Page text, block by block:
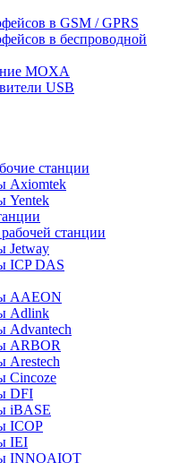
в GSM / GPRS
в беспроводной
MOXA
USB
станции
Axiomtek
Yentek
станции
Jetway
ICP DAS
AAEON
Adlink
Advantech
ARBOR
Arestech
Cincoze
DFI
iBASE
ICOP
IEI
INNOAIOT